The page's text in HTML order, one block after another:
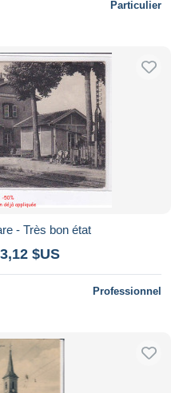
Particulier
- Très bon état
$US
Professionnel